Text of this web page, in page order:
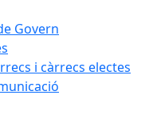
Govern
i càrrecs electes